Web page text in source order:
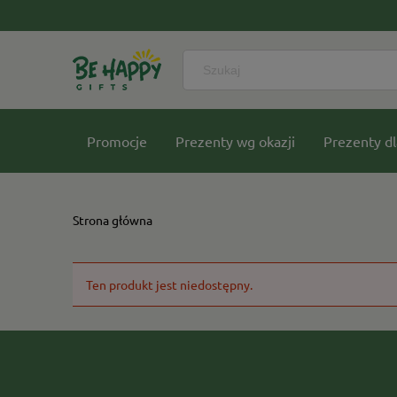
Promocje Prezenty wg okazji Prezenty
Strona główna
Ten produkt jest niedostępny.